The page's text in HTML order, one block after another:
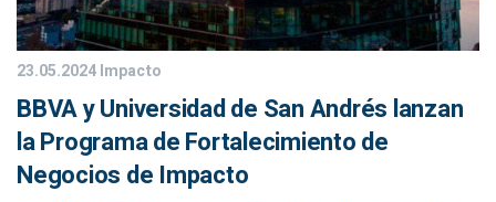
23.05.2024Impacto
BBVA y Universidad de San Andrés lanzan
la Programa de Fortalecimiento de
Negocios de Impacto